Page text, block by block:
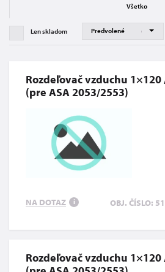
Všetko
Len skladom
Rozdeľovač vzduchu 1×120
(pre ASA 2053/2553)
NA DOTAZ i OBJ. ČÍSLO:
Rozdeľovač vzduchu 1×120